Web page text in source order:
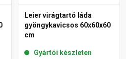
Leier virágtartó láda
gyöngykavicsos 60x60x60
cm
Gyártói készleten